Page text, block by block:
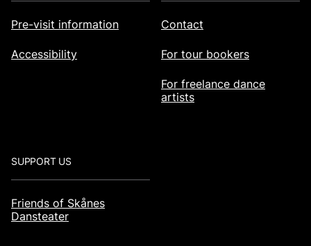
Pre-visit information
Accessibility
Contact
For tour bookers
For freelance dance
artists
SUPPORT US
Friends of Skånes
Dansteater